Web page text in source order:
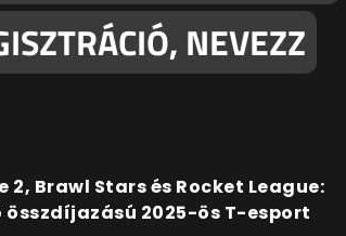
NEVEZZ
Brawl Stars és Rocket League:
összdíjazású 2025-ös T-esport